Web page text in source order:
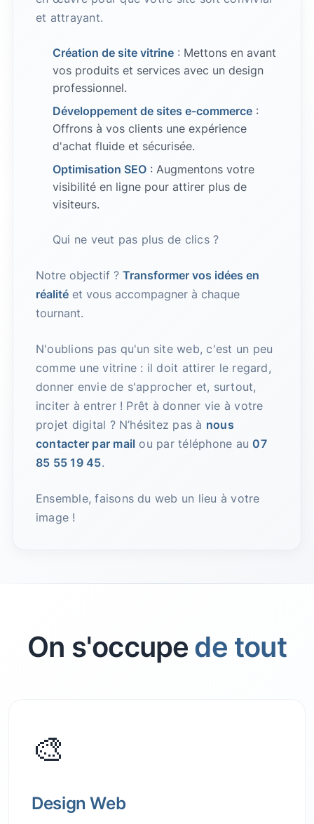
et attrayant.
Création de site vitrine: Mettons en avant
vos produits et services avec un design
professionnel.
Développement de sites e-commerce:
Offrons à vos clients une expérience
d'achat fluide et sécurisée.
Optimisation SEO: Augmentons votre
visibilité en ligne pour attirer plus de
visiteurs.
Qui ne veut pas plus de clics ?
Notre objectif ? Transformer vos idées en
réalitéet vous accompagner à chaque
tournant.
N'oublions pas qu'un site web, c'est un peu
comme une vitrine : il doit attirer le regard,
donner envie de s'approcher et, surtout,
inciter à entrer ! Prêt à donner vie à votre
projet digital ? N’hésitez pas à nous
contacter par mail ou par téléphone au07
85 55 19 45.
Ensemble, faisons du web un lieu à votre
image !
On s'occupe de tout
🎨
Design Web